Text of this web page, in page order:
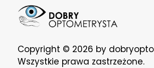
Copyright © 2026 by
Wszystkie prawa zastrzeżone.